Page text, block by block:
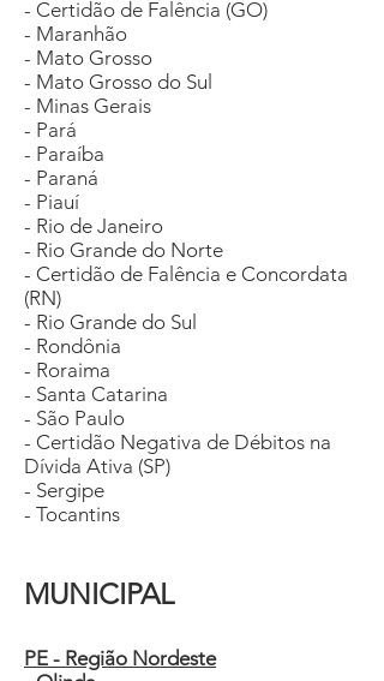
- Certidão de Falência (GO)
- Maranhão
- Mato Grosso
- Mato Grosso do Sul
- Minas Gerais
- Pará
- Paraíba
- Paraná
- Piauí
- Rio de Janeiro
- Rio Grande do Norte
- Certidão de Falência e Concordata
(RN)
- Rio Grande do Sul
- Rondônia
- Roraima
- Santa Catarina
- São Paulo
- Certidão Negativa de Débitos na
Dívida Ativa (SP)
- Sergipe
- Tocantins
MUNICIPAL
PE - Região Nordeste